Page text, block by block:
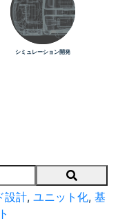
シミュレーション開発
Search
設計, ユニット化, 基